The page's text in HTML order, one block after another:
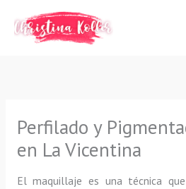
contenido
Perfilado y
en La Vicentina
El maquillaje es una técnica